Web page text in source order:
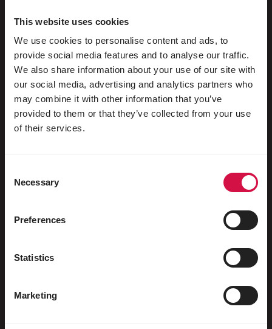
This website uses cookies
We use cookies to personalise content and ads, to
provide social media features and to analyse our traffic.
We also share information about your use of our site with
our social media, advertising and analytics partners who
may combine it with other information that you’ve
provided to them or that they’ve collected from your use
of their services.
Selection
Necessary
Preferences
Statistics
Marketing
Für Ihr Tier
Ziervögel
Freilebende Vögel
Stelzenläufer & Laufvögel
Rassetauben
Frettchen
Reptilien